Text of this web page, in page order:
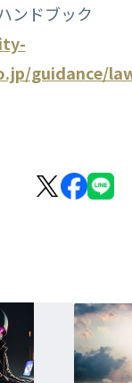
ンドブック
guidance/